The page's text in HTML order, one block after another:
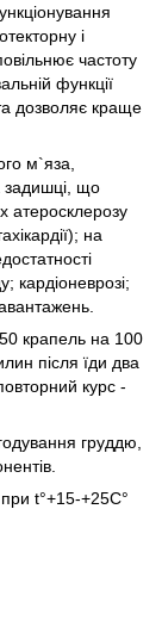
і
частоту
функції
дозволяє краще
м`яза,
задишці, що
атеросклерозу
на
кардіоневрозі;
крапель на 100
після їди два
курс -
груддю,
при t°+15-+25C°